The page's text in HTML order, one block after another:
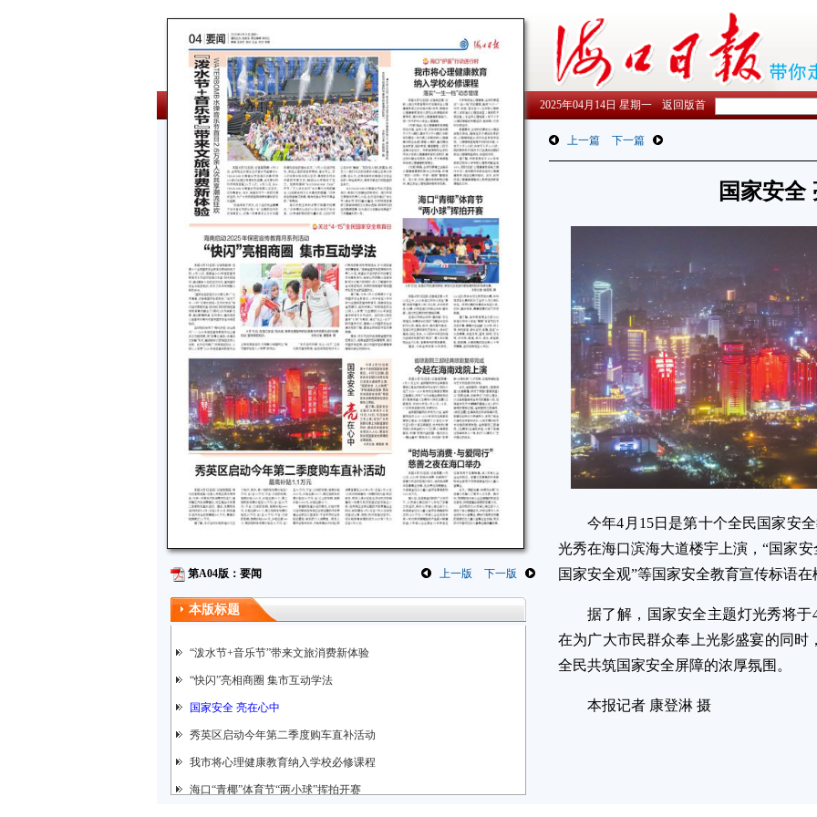
2025年04月14日 星期一 返回版首
第A04版：要闻 上一版 下一版
本版标题
“泼水节+音乐节”带来文旅消费新体验
“快闪”亮相商圈 集市互动学法
国家安全 亮在心中
秀英区启动今年第二季度购车直补活动
我市将心理健康教育纳入学校必修课程
海口“青椰”体育节“两小球”挥拍开赛
上一篇 下一篇
国家安全
今年4月15日是第十个全民国家安
光秀在海口滨海大道楼宇上演，“国家
国家安全观”等国家安全教育宣传标语
据了解，国家安全主题灯光秀将
在为广大市民群众奉上光影盛宴的同
全民共筑国家安全屏障的浓厚氛围。
本报记者 康登淋 摄